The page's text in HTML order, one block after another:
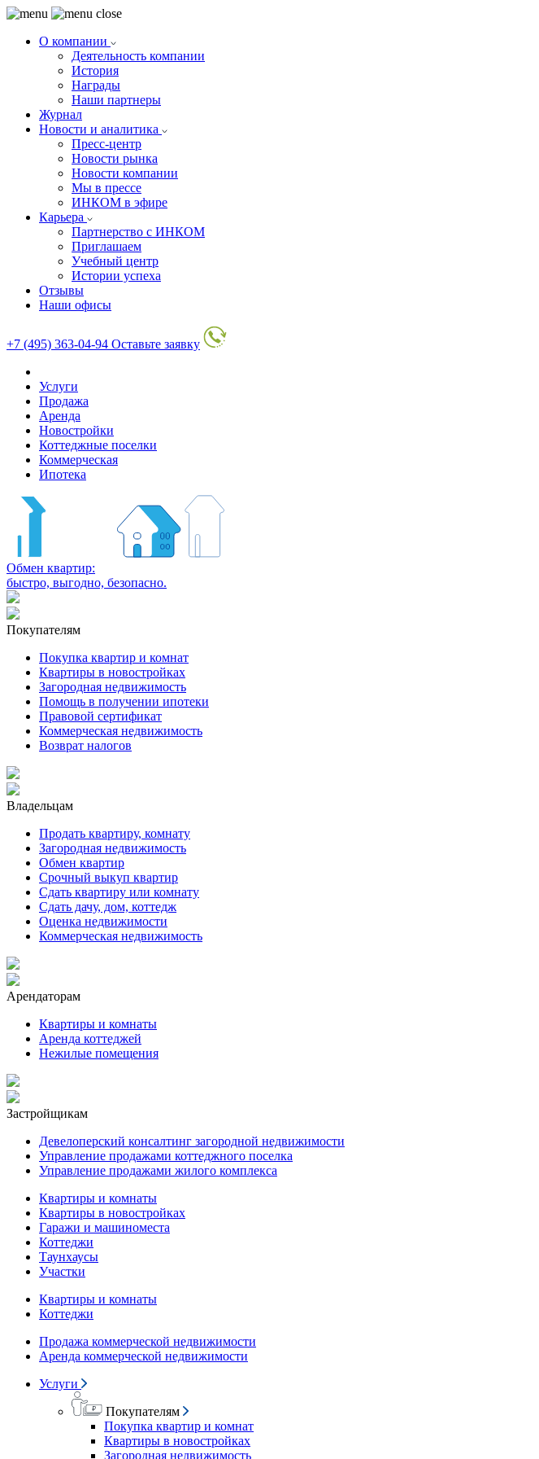
О компании
Деятельность компании
История
Награды
Наши партнеры
Журнал
Новости и аналитика
Пресс-центр
Новости рынка
Новости компании
Мы в прессе
ИНКОМ в эфире
Карьера
Партнерство с ИНКОМ
Приглашаем
Учебный центр
Истории успеха
Отзывы
Наши офисы
+7 (495) 363-04-94 Оставьте заявку
Услуги
Продажа
Аренда
Новостройки
Коттеджные поселки
Коммерческая
Ипотека
Обмен квартир:
быстро, выгодно, безопасно.
Покупателям
Покупка квартир и комнат
Квартиры в новостройках
Загородная недвижимость
Помощь в получении ипотеки
Правовой сертификат
Коммерческая недвижимость
Возврат налогов
Владельцам
Продать квартиру, комнату
Загородная недвижимость
Обмен квартир
Срочный выкуп квартир
Сдать квартиру или комнату
Сдать дачу, дом, коттедж
Оценка недвижимости
Коммерческая недвижимость
Арендаторам
Квартиры и комнаты
Аренда коттеджей
Нежилые помещения
Застройщикам
Девелоперский консалтинг загородной недвижимости
Управление продажами коттеджного поселка
Управление продажами жилого комплекса
Квартиры и комнаты
Квартиры в новостройках
Гаражи и машиноместа
Коттеджи
Таунхаусы
Участки
Квартиры и комнаты
Коттеджи
Продажа коммерческой недвижимости
Аренда коммерческой недвижимости
Услуги
Покупателям
Покупка квартир и комнат
Квартиры в новостройках
Загородная недвижимость